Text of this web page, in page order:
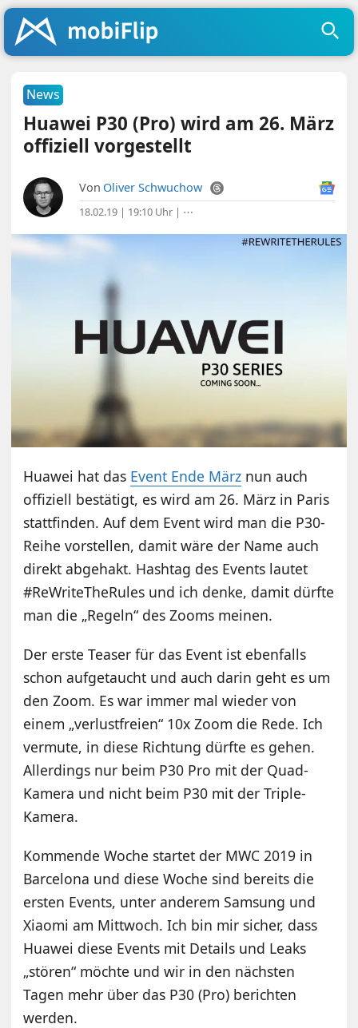
News
Huawei P30 (Pro) wird am 26. März
offiziell vorgestellt
Von Oliver Schwuchow
18.02.19 | 19:10 Uhr | ⋯
Huawei hat das Event Ende März nun auch
offiziell bestätigt, es wird am 26. März in Paris
stattfinden. Auf dem Event wird man die P30-
Reihe vorstellen, damit wäre der Name auch
direkt abgehakt. Hashtag des Events lautet
#ReWriteTheRules und ich denke, damit dürfte
man die „Regeln“ des Zooms meinen.
Der erste Teaser für das Event ist ebenfalls
schon aufgetaucht und auch darin geht es um
den Zoom. Es war immer mal wieder von
einem „verlustfreien“ 10x Zoom die Rede. Ich
vermute, in diese Richtung dürfte es gehen.
Allerdings nur beim P30 Pro mit der Quad-
Kamera und nicht beim P30 mit der Triple-
Kamera.
Kommende Woche startet der MWC 2019 in
Barcelona und diese Woche sind bereits die
ersten Events, unter anderem Samsung und
Xiaomi am Mittwoch. Ich bin mir sicher, dass
Huawei diese Events mit Details und Leaks
„stören“ möchte und wir in den nächsten
Tagen mehr über das P30 (Pro) berichten
werden.